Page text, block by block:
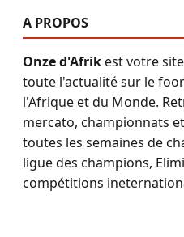
A PROPOS
Onze d'Afrikest votre
toute l'actualité sur le
l'Afrique et du Monde.
mercato, championnats
toutes les semaines de
ligue des champions,
compétitions